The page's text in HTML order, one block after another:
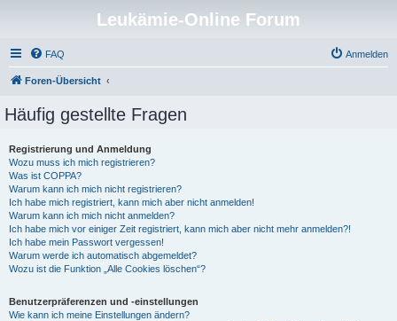
Leukämie-Online Forum
FAQ Anmelden
Foren-Übersicht
Häufig gestellte Fragen
Registrierung und Anmeldung
Wozu muss ich mich registrieren?
Was ist COPPA?
Warum kann ich mich nicht registrieren?
Ich habe mich registriert, kann mich aber nicht anmelden!
Warum kann ich mich nicht anmelden?
Ich habe mich vor einiger Zeit registriert, kann mich aber nicht mehr anmelden?!
Ich habe mein Passwort vergessen!
Warum werde ich automatisch abgemeldet?
Wozu ist die Funktion „Alle Cookies löschen“?
Benutzerpräferenzen und -einstellungen
Wie kann ich meine Einstellungen ändern?